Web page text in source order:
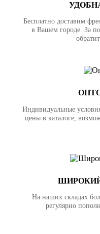
Бесплатно доставим
в Вашем городе. За
Индивидуальные
цены в каталоге,
На наших складах
регулярно